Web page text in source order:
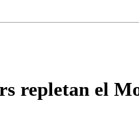
repletan el